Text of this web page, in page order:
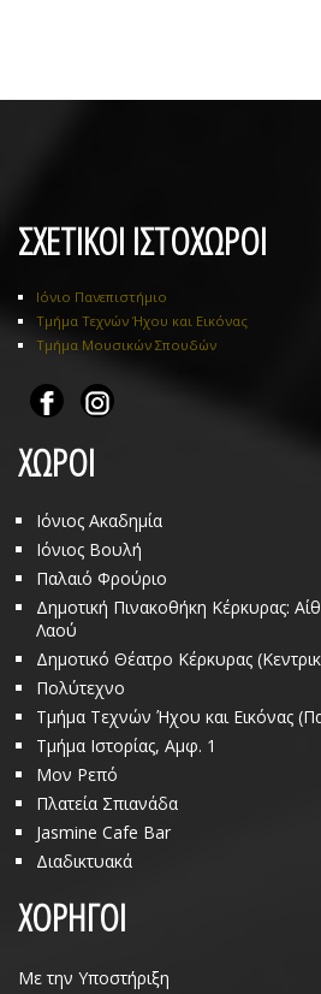
ΣΧΕΤΙΚΟΙ ΙΣΤΟΧΩΡΟΙ
Ιόνιο Πανεπιστήμιο
Τμήμα Τεχνών Ήχου και Εικόνας
Τμήμα Μουσικών Σπουδών
ΧΩΡΟΙ
Ιόνιος Ακαδημία
Ιόνιος Βουλή
Παλαιό Φρούριο
Δημοτική Πινακοθήκη Κέρκυρας:
Λαού
Δημοτικό Θέατρο Κέρκυρας
Πολύτεχνο
Τμήμα Τεχνών Ήχου και Εικόνας
Τμήμα Ιστορίας, Αμφ. 1
Μον Ρεπό
Πλατεία Σπιανάδα
Jasmine Cafe Bar
Διαδικτυακά
ΧΟΡΗΓΟΙ
Με την Υποστήριξη